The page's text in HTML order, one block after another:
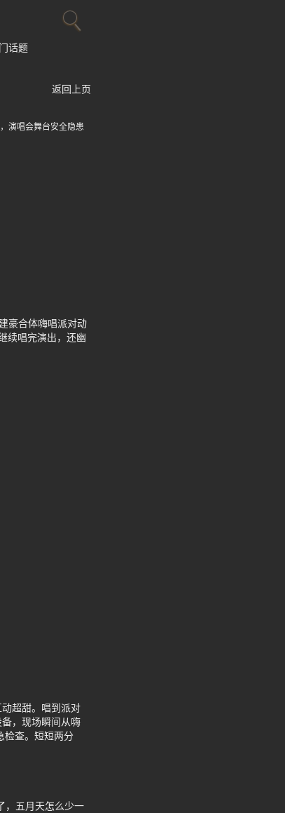
话题
返回上页
演唱会舞台安全隐患
豪合体嗨唱派对动
续唱完演出，还幽
超甜。唱到派对
，现场瞬间从嗨
检查。短短两分
，五月天怎么少一